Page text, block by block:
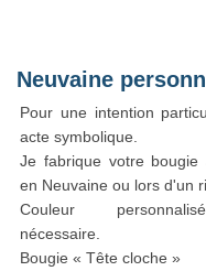
Neuvaine
Pour une intention
acte symbolique.
Je fabrique votre bougie
en Neuvaine ou lors d'un
Couleur
nécessaire.
Bougie « Tête cloche »